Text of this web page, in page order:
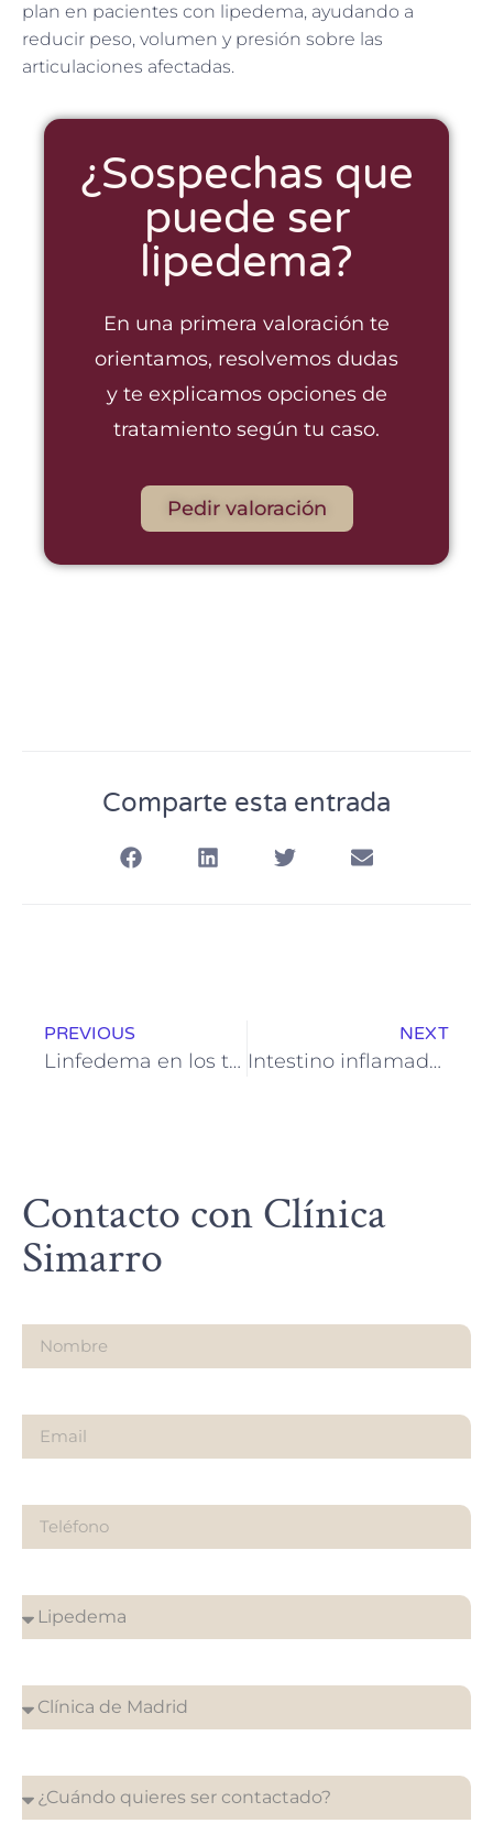
plan en pacientes con lipedema, ayudando a
reducir peso, volumen y presión sobre las
articulaciones afectadas.
¿Sospechas que
puede ser
lipedema?
En una primera valoración te
orientamos, resolvemos dudas
y te explicamos opciones de
tratamiento según tu caso.
Pedir valoración
Comparte esta entrada
PREVIOUS
Linfedema en los tobillos: causas, síntomas y tratamientos
NEXT
Intestino inflamado: Causas, síntomas y cómo tratarlo de forma natural
Contacto con Clínica
Simarro